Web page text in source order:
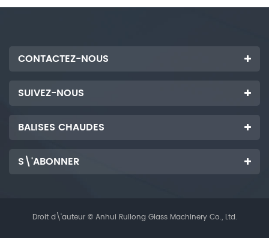
CONTACTEZ-NOUS
SUIVEZ-NOUS
BALISES CHAUDES
S\'ABONNER
Droit d\'auteur © Anhui Ruilong Glass Machinery Co., Ltd.